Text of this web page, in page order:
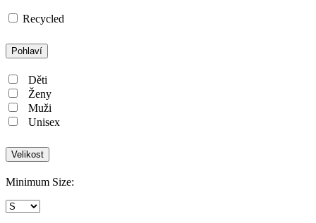
Recycled
Pohlaví
Děti
Ženy
Muži
Unisex
Velikost
Minimum Size: